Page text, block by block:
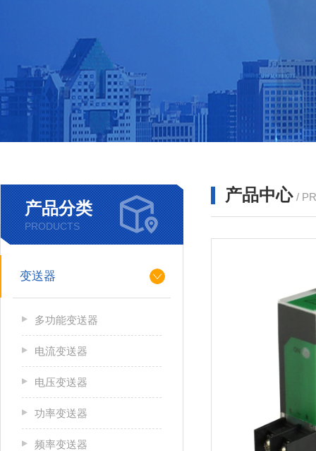
产品分类
PRODUCTS
变送器
多功能变送器
电流变送器
电压变送器
功率变送器
频率变送器
产品中心 /